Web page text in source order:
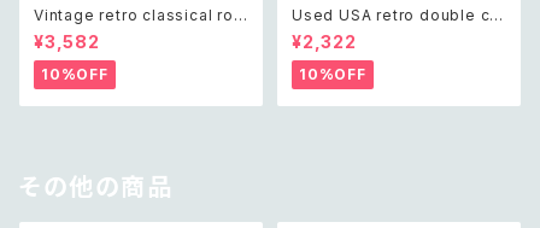
Vintage retro classical rou
gh cut shell beads necklac
e レトロ ヴィンテージ アクセサ
リー クラシカル ラフカット シェ
ル ビーズ ネックレス
¥3,582
10%OFF
Used USA retro double cro
ss crystal bijou bangle レト
ロ アメリカ ユーズド アクセサリ
ー ゴールド ダブル クロス ビジ
ュー バングル
¥2,322
10%OFF
その他の商品